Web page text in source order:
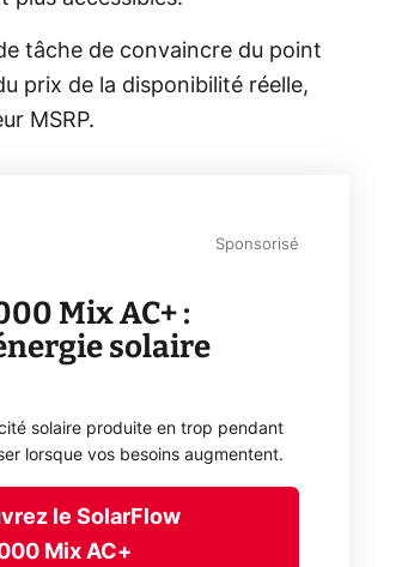
tâche de convaincre du point
prix de la disponibilité réelle,
MSRP.
Sponsorisé
Mix AC+ :
solaire
solaire produite en trop pendant
lorsque vos besoins augmentent.
le SolarFlow
Mix AC+